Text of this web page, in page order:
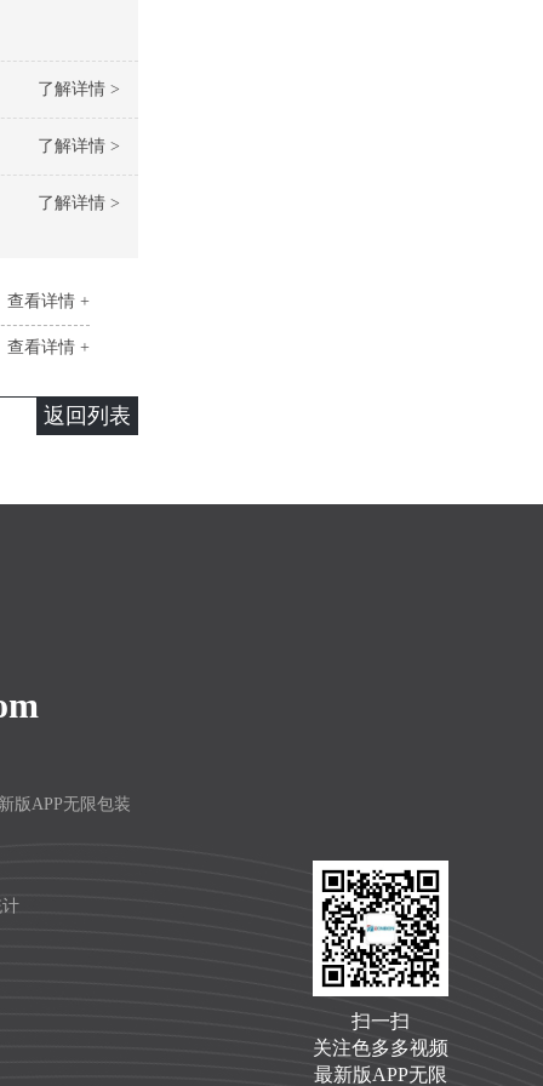
了解详情 >
了解详情 >
了解详情 >
查看详情 +
查看详情 +
返回列表
版APP无限包装
扫一扫
关注色多多视频
最新版APP无限